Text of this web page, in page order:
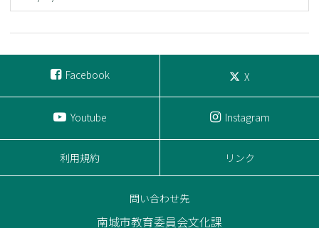
Facebook X
Youtube Instagram
利用規約 リンク
問い合わせ先
南城市教育委員会文化課